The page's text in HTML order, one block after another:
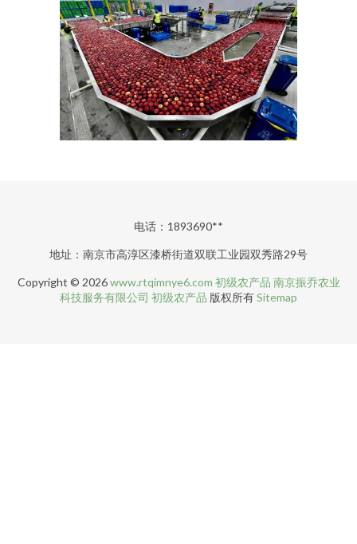
电话：1893690**
地址：南京市高淳区漆桥街道双联工业园双秀路29号
Copyright © 2026www.rtqimnye6.com 初级农产品 南京振乔农业
科技服务有限公司 初级农产品 版权所有Sitemap